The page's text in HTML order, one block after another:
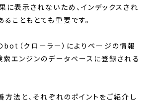
に表示されないため、インデックスされ
こともとても重要です。
（クローラー）によりページの情報
索エンジンのデータベースに登録される
方法と、それぞれのポイントをご紹介し